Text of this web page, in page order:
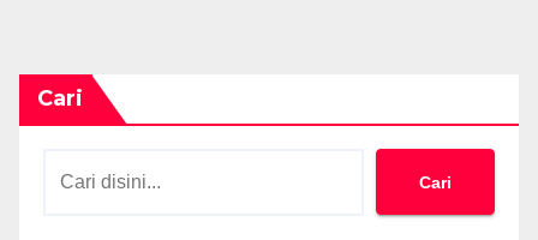
Cari
Cari